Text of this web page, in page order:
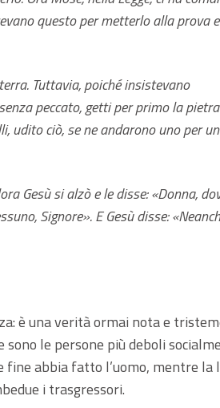
questo per metterlo alla prova
Tuttavia, poiché insistevano
peccato, getti per primo la
udito ciò, se ne andarono uno per
Gesù si alzò e le disse: «Donna,
Signore». E Gesù disse:
è una verità ormai nota e
le persone più deboli
fine abbia fatto l’uomo, mentre la
i trasgressori.